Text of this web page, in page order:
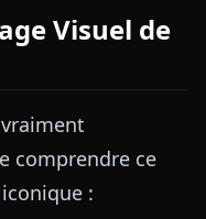
Visuel de
comprendre ce
: